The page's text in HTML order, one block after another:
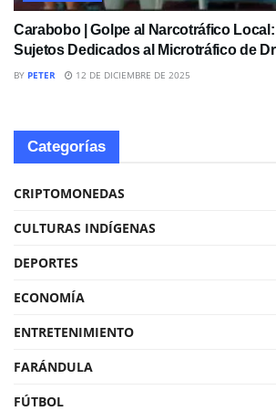
Carabobo | Golpe al Narcotráfico
Sujetos Dedicados al Microtráfico de
BY PETER 12 DE DICIEMBRE DE 2025
Categorías
CRIPTOMONEDAS
CULTURAS INDÍGENAS
DEPORTES
ECONOMÍA
ENTRETENIMIENTO
FARÁNDULA
FÚTBOL